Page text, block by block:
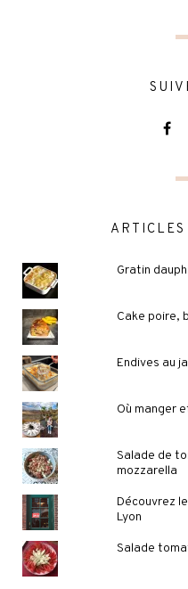
Gratin
Cake poire,
Endives au
Où manger
Salade de
mozzarella
Découvrez
Lyon
Salade